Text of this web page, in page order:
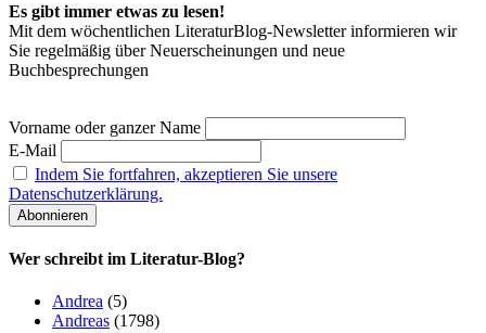
Es gibt immer etwas zu lesen!
Mit dem wöchentlichen LiteraturBlog-Newsletter informieren wir
Sie regelmäßig über Neuerscheinungen und neue
Buchbesprechungen
Vorname oder ganzer Name
E-Mail
Indem Sie fortfahren, akzeptieren Sie unsere
Datenschutzerklärung.
Wer schreibt im Literatur-Blog?
Andrea (5)
Andreas (1798)